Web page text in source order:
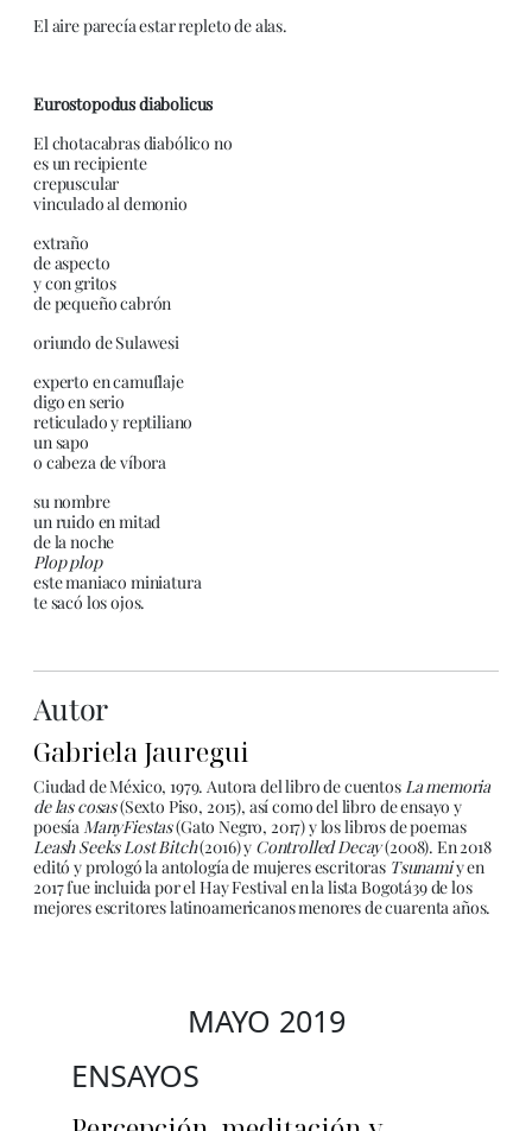
El aire parecía estar repleto de alas.
Eurostopodus diabolicus
El chotacabras diabólico no
es un recipiente
crepuscular
vinculado al demonio
extraño
de aspecto
y con gritos
de pequeño cabrón
oriundo de Sulawesi
experto en camuflaje
digo en serio
reticulado y reptiliano
un sapo
o cabeza de víbora
su nombre
un ruido en mitad
de la noche
Plopplop
este maniaco miniatura
te sacó los ojos.
Autor
Gabriela Jauregui
Ciudad de México, 1979. Autora del libro de cuentosLa memoria
de las cosas(Sexto Piso, 2015), así como del libro de ensayo y
poesíaManyFiestas(Gato Negro, 2017) y los libros de poemas
Leash Seeks Lost Bitch(2016) y Controlled Decay(2008). En 2018
editó y prologó la antología de mujeres escritoras Tsunamiy en
2017 fue incluida por el Hay Festival en la lista Bogotá39 de los
mejores escritores latinoamericanos menores de cuarenta años.
MAYO 2019
ENSAYOS